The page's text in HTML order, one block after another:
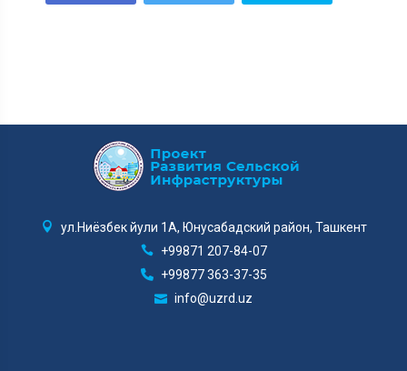
ул.Ниёзбек йули 1А, Юнусабадский район, Ташкент
+99871 207-84-07
+99877 363-37-35
info@uzrd.uz